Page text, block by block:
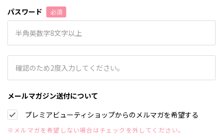
パスワード 必須
メールマガジン送付について
プレミアビューティショップからのメルマガを希望する
※メルマガを希望しない場合はチェックを外してください。